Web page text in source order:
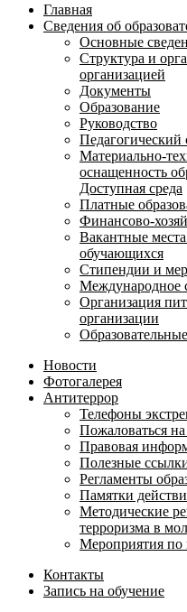
Главная
Сведения об
Основные
Структура и
организацией
Документы
Образование
Руководство
Педагогический
Материально-
оснащенность
Доступная среда
Платные
Финансово-
Вакантные
обучающихся
Стипендии и
Международное
Организация
организации
Новости
Фотогалерея
Антитеррор
Телефоны
Пожаловаться
Правовая
Полезные
Регламенты
Памятки
Методические
терроризма в
Мероприятия по
Контакты
Запись на обучение